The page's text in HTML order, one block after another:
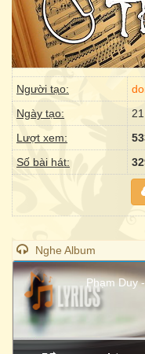
Người tạo:
Ngày tạo:
Lượt xem:
Số bài hát:
Nghe Album
Phạm Duy